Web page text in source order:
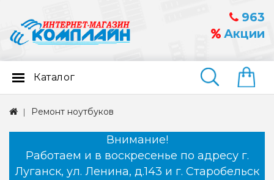
963
Акции
Найти
Каталог
Ремонт ноутбуков
Внимание!
Работаем и в воскресенье по адресу г.
Луганск, ул. Ленина, д.143 и г. Старобельск